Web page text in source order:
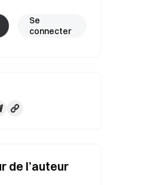
Se
connecter
de l’auteur